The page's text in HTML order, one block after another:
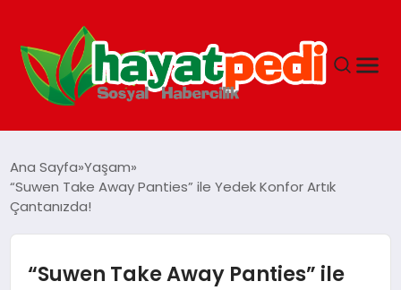
YAŞAM
GUNCEL
Ana Sayfa Yaşam
“Suwen Take Away Panties” ile Yedek Konfor Artık
Çantanızda!
“Suwen Take Away Panties” ile